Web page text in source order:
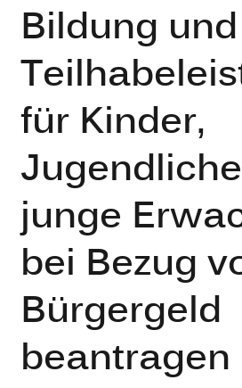
Bildung und
für Kinder,
junge
bei Bezug
Bürgergeld
beantragen